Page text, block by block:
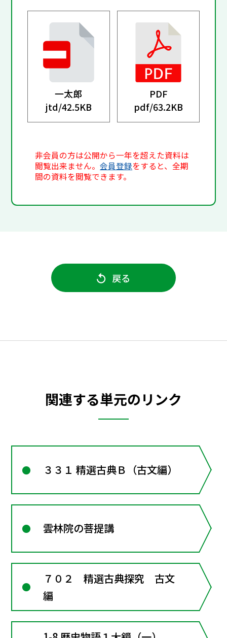
一太郎
jtd/42.5KB
PDF
pdf/63.2KB
非会員の方は公開から一年を超えた資料は
閲覧出来ません。会員登録をすると、全期
間の資料を閲覧できます。
戻る
関連する単元のリンク
３３１ 精選古典Ｂ（古文編）
雲林院の菩提講
７０２ 精選古典探究 古文
編